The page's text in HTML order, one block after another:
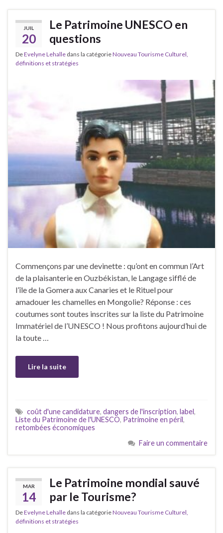
JUIL
20
Le Patrimoine UNESCO en
questions
DeEvelyne Lehalle dans la catégorieNouveau Tourisme Culturel,
définitions et stratégies
Commençons par une devinette : qu’ont en commun l’Art
de la plaisanterie en Ouzbékistan, le Langage sifflé de
l’île de la Gomera aux Canaries et le Rituel pour
amadouer les chamelles en Mongolie? Réponse : ces
coutumes sont toutes inscrites sur la liste du Patrimoine
Immatériel de l’UNESCO ! Nous profitons aujourd’hui de
la toute …
Lire la suite
coût d'une candidature, dangers de l'inscription, label,
Liste du Patrimoine de l'UNESCO, Patrimoine en péril,
retombées économiques
Faire un commentaire
MAR
14
Le Patrimoine mondial sauvé
par le Tourisme?
DeEvelyne Lehalle dans la catégorieNouveau Tourisme Culturel,
définitions et stratégies